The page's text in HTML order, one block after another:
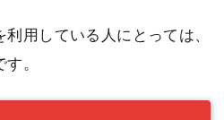
用している人にとっては、
。